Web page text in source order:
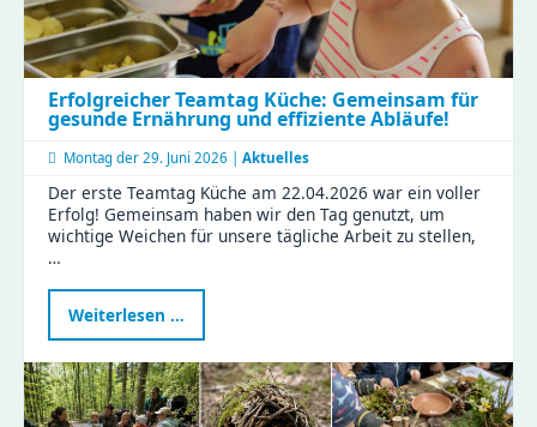
Erfolgreicher Teamtag Küche: Gemeinsam für
gesunde Ernährung und effiziente Abläufe!
Montag der 29. Juni 2026 | Aktuelles
Der erste Teamtag Küche am 22.04.2026 war ein voller
Erfolg! Gemeinsam haben wir den Tag genutzt, um
wichtige Weichen für unsere tägliche Arbeit zu stellen,
…
Weiterlesen …
Teamtag
Küche:
Gemeinsam
für
gesunde